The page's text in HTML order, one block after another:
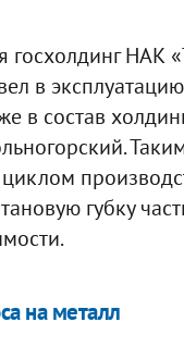
госхолдинг НАК
в эксплуатацию
в состав
губку
на металл